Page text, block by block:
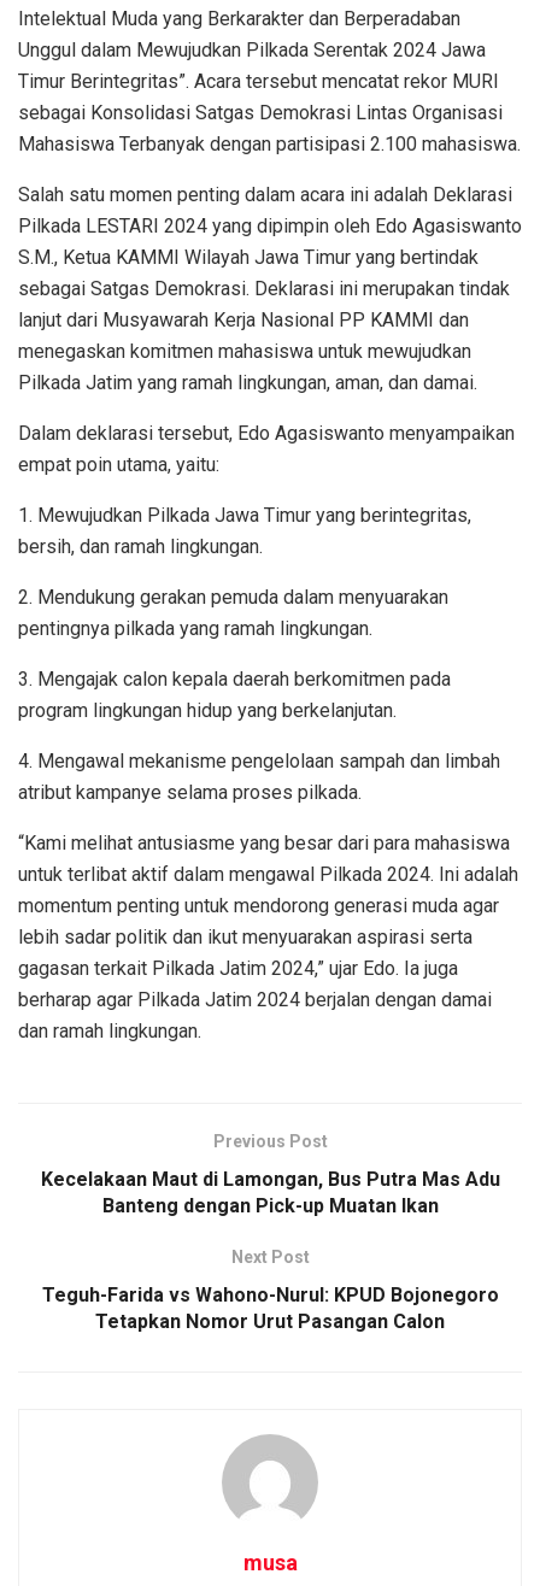
Intelektual Muda yang Berkarakter dan Berperadaban
Unggul dalam Mewujudkan Pilkada Serentak 2024 Jawa
Timur Berintegritas”. Acara tersebut mencatat rekor MURI
sebagai Konsolidasi Satgas Demokrasi Lintas Organisasi
Mahasiswa Terbanyak dengan partisipasi 2.100 mahasiswa.
Salah satu momen penting dalam acara ini adalah Deklarasi
Pilkada LESTARI 2024 yang dipimpin oleh Edo Agasiswanto
S.M., Ketua KAMMI Wilayah Jawa Timur yang bertindak
sebagai Satgas Demokrasi. Deklarasi ini merupakan tindak
lanjut dari Musyawarah Kerja Nasional PP KAMMI dan
menegaskan komitmen mahasiswa untuk mewujudkan
Pilkada Jatim yang ramah lingkungan, aman, dan damai.
Dalam deklarasi tersebut, Edo Agasiswanto menyampaikan
empat poin utama, yaitu:
1. Mewujudkan Pilkada Jawa Timur yang berintegritas,
bersih, dan ramah lingkungan.
2. Mendukung gerakan pemuda dalam menyuarakan
pentingnya pilkada yang ramah lingkungan.
3. Mengajak calon kepala daerah berkomitmen pada
program lingkungan hidup yang berkelanjutan.
4. Mengawal mekanisme pengelolaan sampah dan limbah
atribut kampanye selama proses pilkada.
“Kami melihat antusiasme yang besar dari para mahasiswa
untuk terlibat aktif dalam mengawal Pilkada 2024. Ini adalah
momentum penting untuk mendorong generasi muda agar
lebih sadar politik dan ikut menyuarakan aspirasi serta
gagasan terkait Pilkada Jatim 2024,” ujar Edo. Ia juga
berharap agar Pilkada Jatim 2024 berjalan dengan damai
dan ramah lingkungan.
Previous Post
Kecelakaan Maut di Lamongan, Bus Putra Mas Adu
Banteng dengan Pick-up Muatan Ikan
Next Post
Teguh-Farida vs Wahono-Nurul: KPUD Bojonegoro
Tetapkan Nomor Urut Pasangan Calon
musa